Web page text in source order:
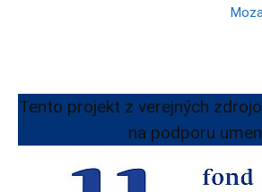
Tento projekt z verejných
na podporu